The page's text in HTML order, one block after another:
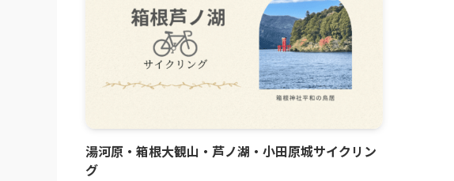
湯河原・箱根大観山・芦ノ湖・小田原城サイクリン
グ